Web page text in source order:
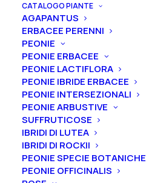
CATALOGO PIANTE
AGAPANTUS
ERBACEE PERENNI
PEONIE
PEONIE ERBACEE
PEONIE LACTIFLORA
PEONIE IBRIDE ERBACEE
PEONIE INTERSEZIONALI
PEONIE ARBUSTIVE
SUFFRUTICOSE
IBRIDI DI LUTEA
IBRIDI DI ROCKII
PEONIE SPECIE BOTANICHE
PEONIE OFFICINALIS